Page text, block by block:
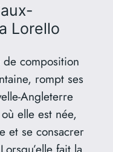
Lorello
composition
rompt ses
Angleterre
elle est née,
et se consacrer